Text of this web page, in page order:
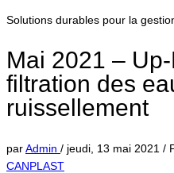
Solutions durables pour la
Mai 2021 –
filtration des
ruissellement
parAdmin / jeudi, 13 mai 2021 /
CANPLAST